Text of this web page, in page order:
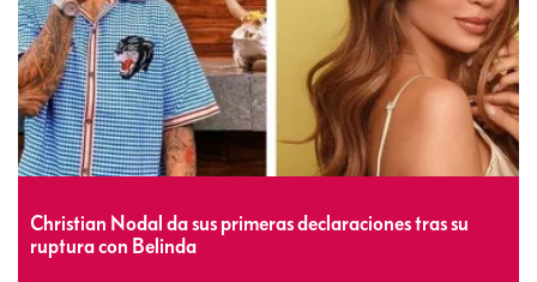
Christian Nodal da sus primeras declaraciones tras su
ruptura con Belinda